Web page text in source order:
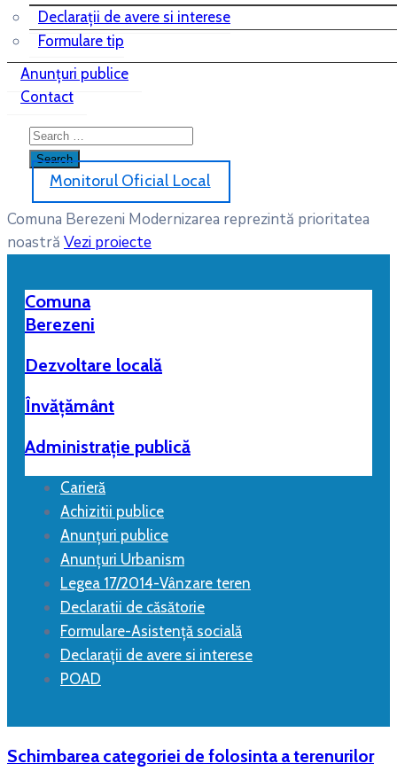
Declarații de avere si interese
Formulare tip
Anunțuri publice
Contact
Monitorul Oficial Local
Comuna Berezeni Modernizarea reprezintă prioritatea
noastră Vezi proiecte
Comuna
Berezeni
Dezvoltare locală
Învățământ
Administrație publică
Carieră
Achizitii publice
Anunțuri publice
Anunțuri Urbanism
Legea 17/2014-Vânzare teren
Declaratii de căsătorie
Formulare-Asistență socială
Declarații de avere si interese
POAD
Schimbarea categoriei de folosinta a terenurilor